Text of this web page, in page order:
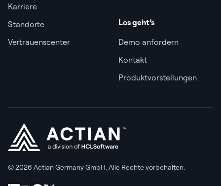
Karriere
Standorte
Vertrauenscenter
Los geht’s
Demo anfordern
Kontakt
Produktvorstellungen
© 2026 Actian Germany GmbH. Alle Rechte vorbehalten.